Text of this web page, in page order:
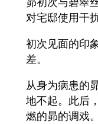
对宅邸使用干
初次见面的印
差。
从身为病患的
地不起。此后
燃的昴的调戏。